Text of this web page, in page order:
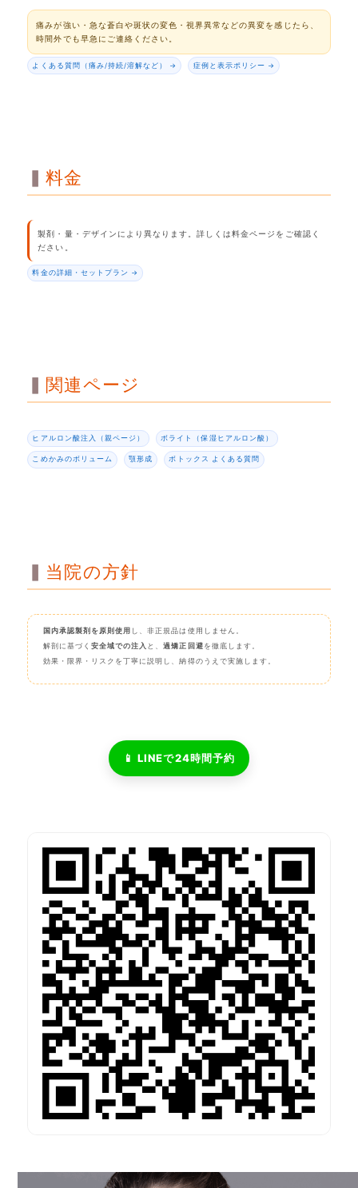
痛みが強い・急な蒼白や斑状の変色・視界異常などの異変を感じたら、
時間外でも早急にご連絡ください。
よくある質問（痛み/持続/溶解など） → 症例と表示ポリシー →
料金
製剤・量・デザインにより異なります。詳しくは料金ページをご確認く
ださい。
料金の詳細・セットプラン →
関連ページ
ヒアルロン酸注入（親ページ） ボライト（保湿ヒアルロン酸）
こめかみのボリューム 顎形成 ボトックス よくある質問
当院の方針
国内承認製剤を原則使用 し、非正規品は使用しません。
解剖に基づく安全域での注入 と、過矯正回避を徹底します。
効果・限界・リスクを丁寧に説明し、納得のうえで実施します。
📱 LINEで24時間予約